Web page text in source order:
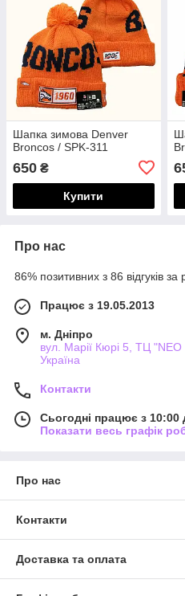
Шапка зимова Denver
Broncos / SPK-311
650 ₴
Купити
Про нас
86% позитивних з 86 відгуків за
Працює з 19.05.2013
м. Дніпро
вул. Марії Кюрі 5, ТЦ
Україна
Контакти
Сьогодні працює з 10:00
Показати весь графік
Про нас
Контакти
Доставка та оплата